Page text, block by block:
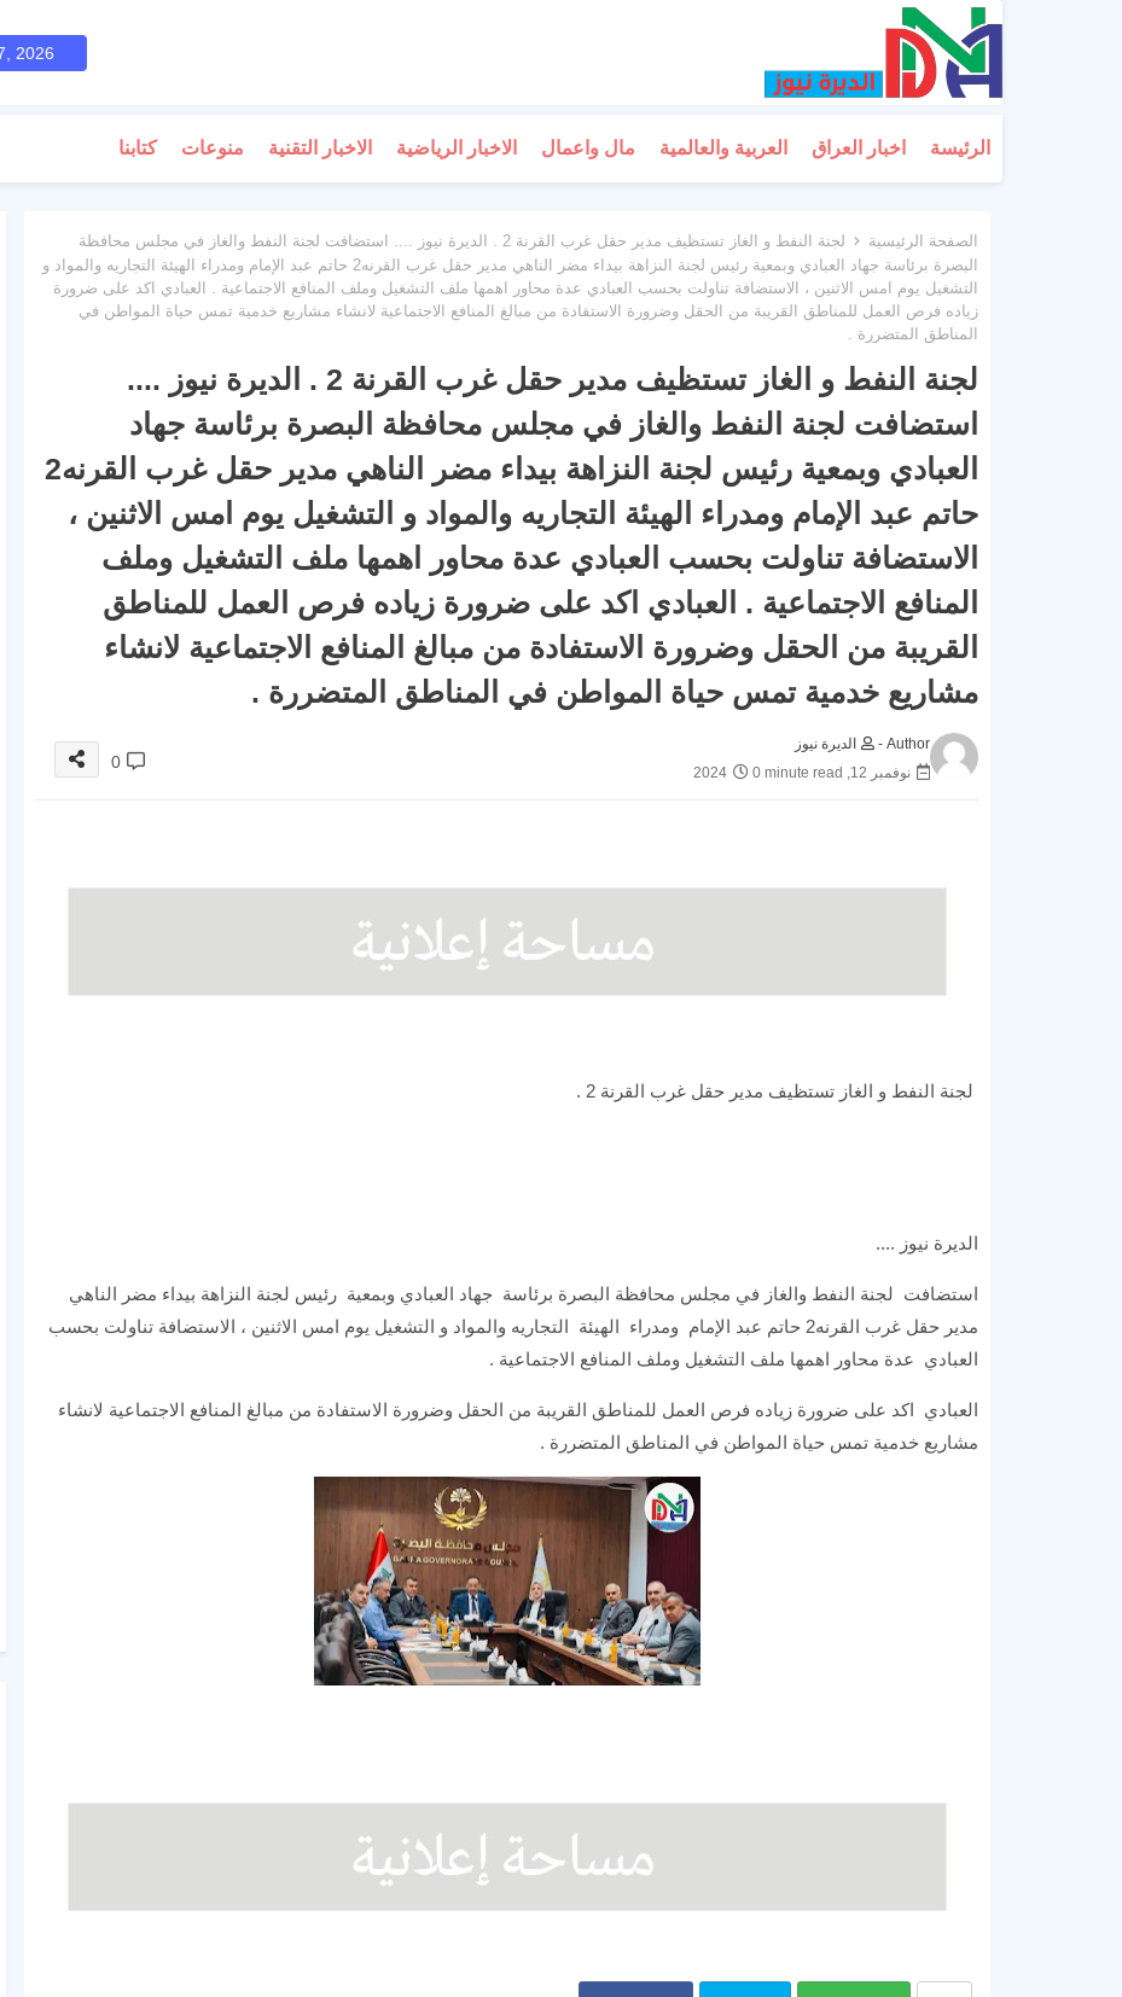
2026
الرئيسة اخبار العراق العربية والعالمية مال واعمال الاخبار الرياضية الاخبار التقنية منوعات كتابنا
الصفحة الرئيسية
لجنة النفط و الغاز تستظيف مدير حقل غرب القرنة 2 . الديرة نيوز .... استضافت لجنة النفط والغاز في مجلس محافظة
البصرة برئاسة جهاد العبادي وبمعية رئيس لجنة النزاهة بيداء مضر الناهي مدير حقل غرب القرنه2 حاتم عبد الإمام ومدراء الهيئة التجاريه والمواد و
التشغيل يوم امس الاثنين ، الاستضافة تناولت بحسب العبادي عدة محاور اهمها ملف التشغيل وملف المنافع الاجتماعية . العبادي اكد على ضرورة
زياده فرص العمل للمناطق القريبة من الحقل وضرورة الاستفادة من مبالغ المنافع الاجتماعية لانشاء مشاريع خدمية تمس حياة المواطن في
المناطق المتضررة .
لجنة النفط و الغاز تستظيف مدير حقل غرب القرنة 2 . الديرة نيوز ....
استضافت لجنة النفط والغاز في مجلس محافظة البصرة برئاسة جهاد
العبادي وبمعية رئيس لجنة النزاهة بيداء مضر الناهي مدير حقل غرب القرنه2
حاتم عبد الإمام ومدراء الهيئة التجاريه والمواد و التشغيل يوم امس الاثنين ،
الاستضافة تناولت بحسب العبادي عدة محاور اهمها ملف التشغيل وملف
المنافع الاجتماعية . العبادي اكد على ضرورة زياده فرص العمل للمناطق
القريبة من الحقل وضرورة الاستفادة من مبالغ المنافع الاجتماعية لانشاء
مشاريع خدمية تمس حياة المواطن في المناطق المتضررة .
Author -
الديرة نيوز
نوفمبر 12, 2024
0 minute read
0
لجنة النفط و الغاز تستظيف مدير حقل غرب القرنة 2 .
الديرة نيوز ....
استضافت لجنة النفط والغاز في مجلس محافظة البصرة برئاسة جهاد العبادي وبمعية رئيس لجنة النزاهة بيداء مضر الناهي
مدير حقل غرب القرنه2 حاتم عبد الإمام ومدراء الهيئة التجاريه والمواد و التشغيل يوم امس الاثنين ، الاستضافة تناولت بحسب
العبادي عدة محاور اهمها ملف التشغيل وملف المنافع الاجتماعية .
العبادي اكد على ضرورة زياده فرص العمل للمناطق القريبة من الحقل وضرورة الاستفادة من مبالغ المنافع الاجتماعية لانشاء
مشاريع خدمية تمس حياة المواطن في المناطق المتضررة .